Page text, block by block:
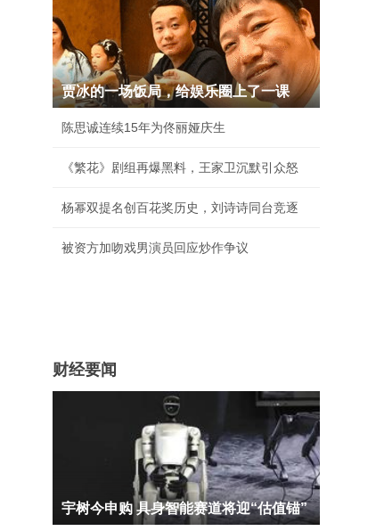
贾冰的一场饭局，给娱乐圈上了一课
陈思诚连续15年为佟丽娅庆生
《繁花》剧组再爆黑料，王家卫沉默引众怒
杨幂双提名创百花奖历史，刘诗诗同台竞逐
被资方加吻戏男演员回应炒作争议
财经要闻
宇树今申购 具身智能赛道将迎“估值锚”